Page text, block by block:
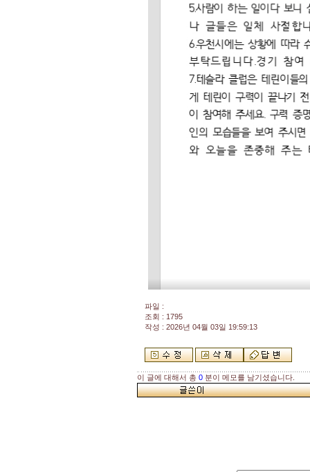
파일 :
조회 : 1795
작성 : 2026년 04월 03일 19:59:13
이 글에 대해서 총 0 분이 메모를 남기셨습니다.